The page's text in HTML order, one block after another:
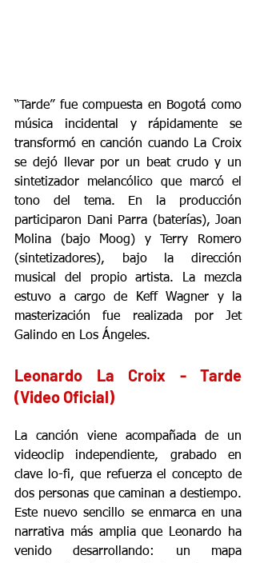
“Tarde” fue compuesta en Bogotá como
música incidental y rápidamente se
transformó en canción cuando La Croix
se dejó llevar por un beat crudo y un
sintetizador melancólico que marcó el
tono del tema. En la producción
participaron Dani Parra (baterías), Joan
Molina (bajo Moog) y Terry Romero
(sintetizadores), bajo la dirección
musical del propio artista. La mezcla
estuvo a cargo de Keff Wagner y la
masterización fue realizada por Jet
Galindo en Los Ángeles.
Leonardo La Croix - Tarde
(Video Oficial)
La canción viene acompañada de un
videoclip independiente, grabado en
clave lo-fi, que refuerza el concepto de
dos personas que caminan a destiempo.
Este nuevo sencillo se enmarca en una
narrativa más amplia que Leonardo ha
venido desarrollando: un mapa